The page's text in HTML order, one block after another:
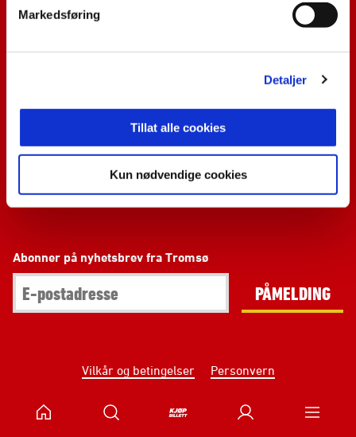
Markedsføring
Detaljer
Tillat alle cookies
Kun nødvendige cookies
Facebook Instagram YouTube
Abonner på nyhetsbrev fra Tromsø
PÅMELDING
Vilkår og betingelser Personvern